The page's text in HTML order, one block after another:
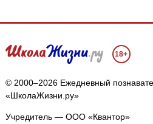
18+
© 2000–2026 Ежедневный
«ШколаЖизни.ру»
Учредитель — ООО «Квантор»